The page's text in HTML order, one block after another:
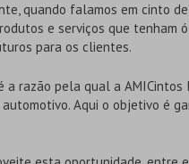
quando falamos em cinto
e serviços que tenham
para os clientes.
a razão pela qual a
automotivo. Aqui o objetivo é